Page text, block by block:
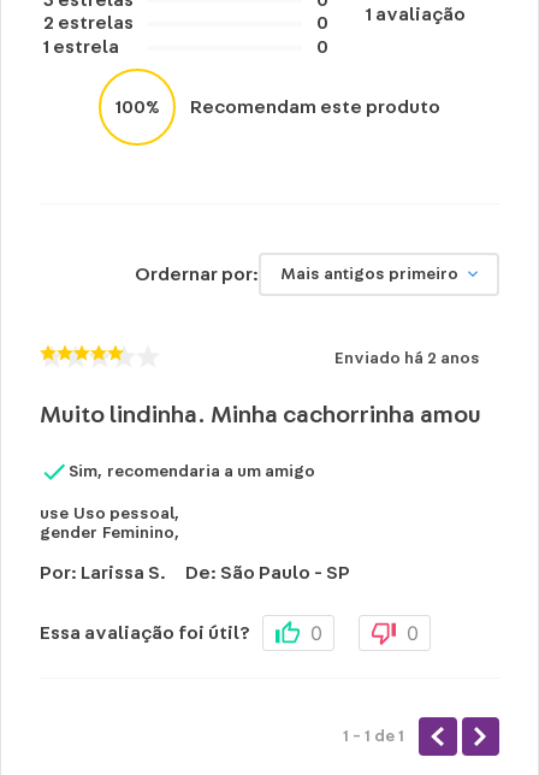
2 estrelas
1 estrela
0
0
1 avaliação
100% Recomendam este produto
Ordernar por: Mais antigos primeiro
Enviado há 2 anos
Muito lindinha. Minha cachorrinha amou
Sim, recomendaria a um amigo
use Uso pessoal,
gender Feminino,
Por: Larissa S. De: São Paulo - SP
Essa avaliação foi útil? 0 0
1 - 1 de 1